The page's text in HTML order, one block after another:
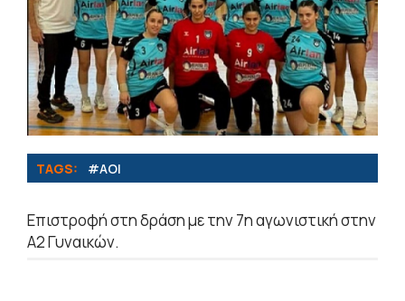
TAGS: #ΑΟΙ
Επιστροφή στη δράση με την 7η αγωνιστική στην
Α2 Γυναικών.